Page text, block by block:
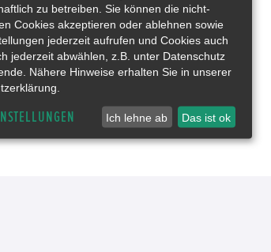
zu betreiben. Sie können die nicht-
Cookies akzeptieren oder ablehnen sowie
jederzeit aufrufen und Cookies auch
jederzeit abwählen, z.B. unter Datenschutz
Nähere Hinweise erhalten Sie in unserer
Ich lehne ab Das ist ok